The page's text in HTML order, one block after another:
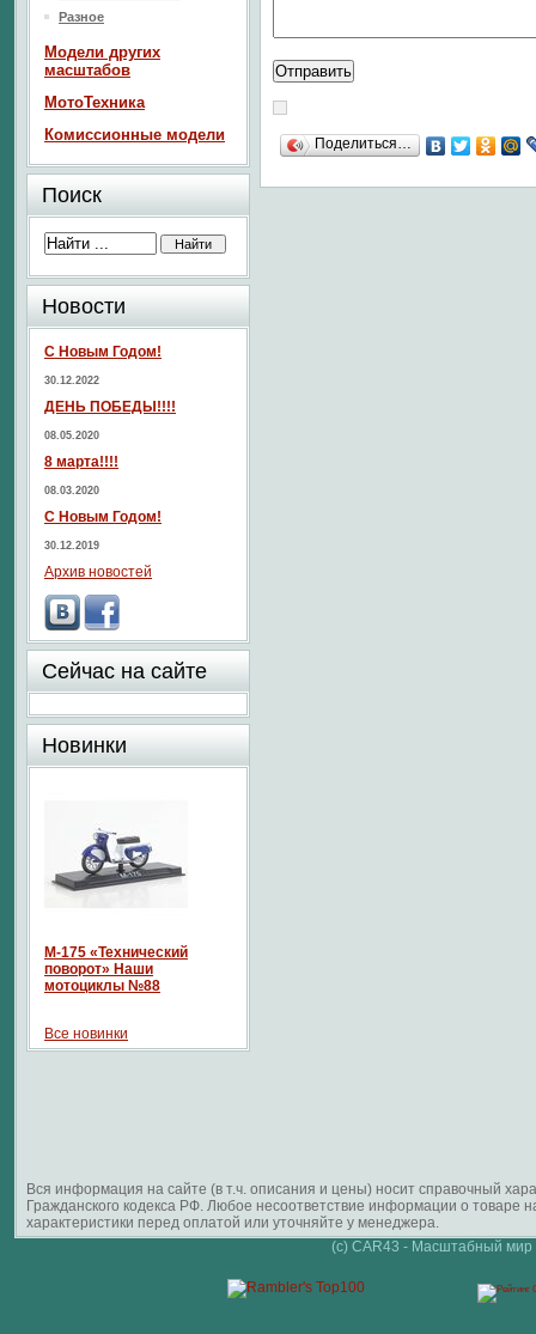
Поделиться…
Разное
Модели других
масштабов
МотоТехника
Комиссионные модели
Поиск
Новости
С Новым Годом!
30.12.2022
ДЕНЬ ПОБЕДЫ!!!!
08.05.2020
8 марта!!!!
08.03.2020
С Новым Годом!
30.12.2019
Архив новостей
Сейчас на сайте
Новинки
М-175 «Технический
поворот» Наши
мотоциклы №88
Все новинки
Вся информация на сайте (в т.ч. описания и цены) носит справочный
Гражданского кодекса РФ. Любое несоответствие информации о
характеристики перед оплатой или уточняйте у менеджера.
(c) CAR43 - Масштабный мир